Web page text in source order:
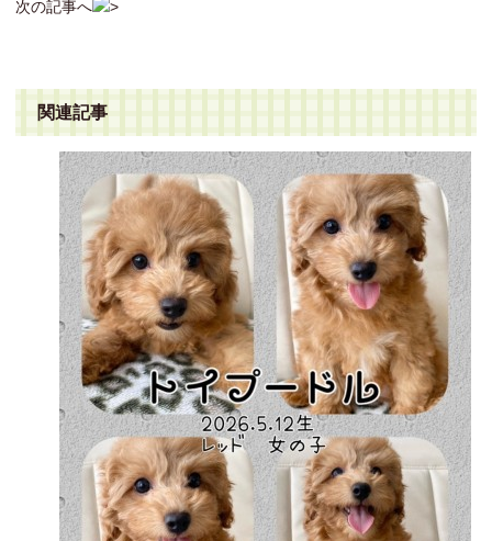
次の記事へ
関連記事